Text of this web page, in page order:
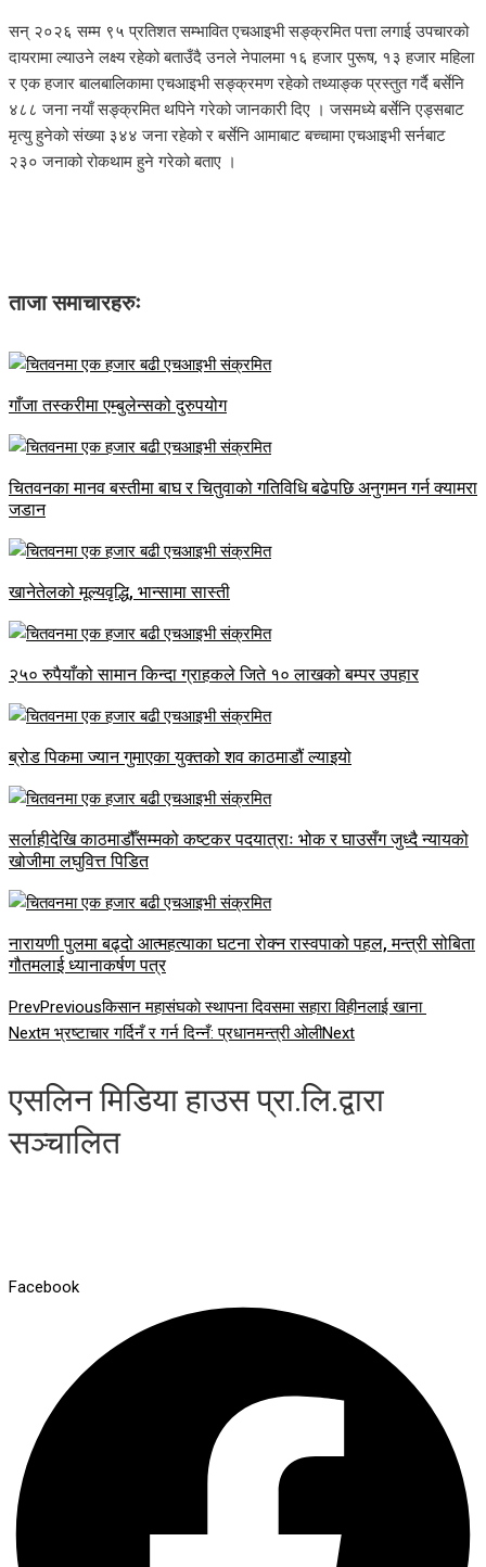
सन् २०२६ सम्म ९५ प्रतिशत सम्भावित एचआइभी सङ्क्रमित पत्ता लगाई उपचारको
दायरामा ल्याउने लक्ष्य रहेको बताउँदै उनले नेपालमा १६ हजार पुरूष, १३ हजार महिला
र एक हजार बालबालिकामा एचआइभी सङ्क्रमण रहेको तथ्याङ्क प्रस्तुत गर्दै बर्सेनि
४८८ जना नयाँ सङ्क्रमित थपिने गरेको जानकारी दिए । जसमध्ये बर्सेनि एड्सबाट
मृत्यु हुनेको संख्या ३४४ जना रहेको र बर्सेनि आमाबाट बच्चामा एचआइभी सर्नबाट
२३० जनाको रोकथाम हुने गरेको बताए ।
ताजा समाचारहरुः
गाँजा तस्करीमा एम्बुलेन्सको दुरुपयोग
चितवनका मानव बस्तीमा बाघ र चितुवाको गतिविधि बढेपछि अनुगमन गर्न क्यामरा
जडान
खानेतेलको मूल्यवृद्धि, भान्सामा सास्ती
२५० रुपैयाँको सामान किन्दा ग्राहकले जिते १० लाखको बम्पर उपहार
ब्रोड पिकमा ज्यान गुमाएका युक्तको शव काठमाडौं ल्याइयो
सर्लाहीदेखि काठमाडौँसम्मको कष्टकर पदयात्राः भोक र घाउसँग जुध्दै न्यायको
खोजीमा लघुवित्त पिडित
नारायणी पुलमा बढ्दो आत्महत्याका घटना रोक्न रास्वपाको पहल, मन्त्री सोबिता
गौतमलाई ध्यानाकर्षण पत्र
PrevPreviousकिसान महासंघकाे स्थापना दिवसमा सहारा विहीनलाई खाना
Nextम भ्रष्टाचार गर्दिनँ र गर्न दिन्नँ: प्रधानमन्त्री ओलीNext
एसलिन मिडिया हाउस प्रा.लि.द्वारा
सञ्चालित
Facebook